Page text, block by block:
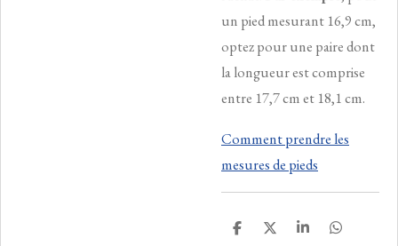
un pied mesurant 16,9 cm,
optez pour une paire dont
la longueur est comprise
entre 17,7 cm et 18,1 cm.
Comment prendre les
mesures de pieds
P
P
P
P